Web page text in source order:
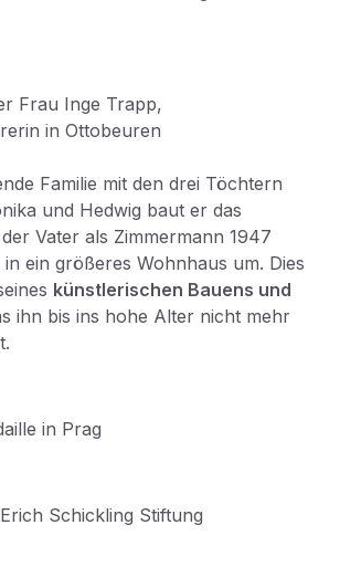
Frau Inge Trapp,
in Ottobeuren
Familie mit den drei Töchtern
und Hedwig baut er das
Vater als Zimmermann 1947
ein größeres Wohnhaus um. Dies
künstlerischen Bauens und
ihn bis ins hohe Alter nicht mehr
in Prag
Schickling Stiftung